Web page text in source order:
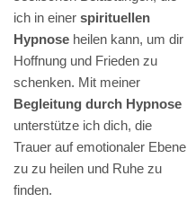
ich in einer spirituellen
Hypnose heilen kann, um dir
Hoffnung und Frieden zu
schenken. Mit meiner
Begleitung durch Hypnose
unterstütze ich dich, die
Trauer auf emotionaler Ebene
zu zu heilen und Ruhe zu
finden.